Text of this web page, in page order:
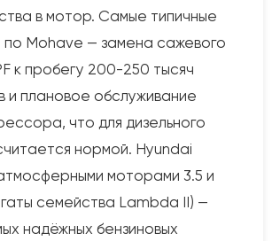
в мотор. Самые типичные
Mohave — замена сажевого
к пробегу 200-250 тысяч
и плановое обслуживание
что для дизельного
нормой. Hyundai
моторами 3.5 и
семейства Lambda II) —
надёжных бензиновых